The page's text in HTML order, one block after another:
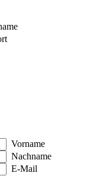
Vorname
Nachname
E-Mail